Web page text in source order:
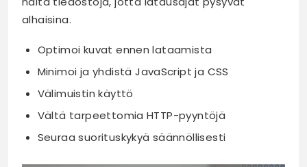
alhaisina.
Optimoi kuvat ennen lataamista
Minimoi ja yhdistä JavaScript ja CSS
Välimuistin käyttö
Vältä tarpeettomia HTTP-pyyntöjä
Seuraa suorituskykyä säännöllisesti